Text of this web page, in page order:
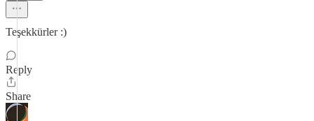
Teşekkürler :)
Reply
Share